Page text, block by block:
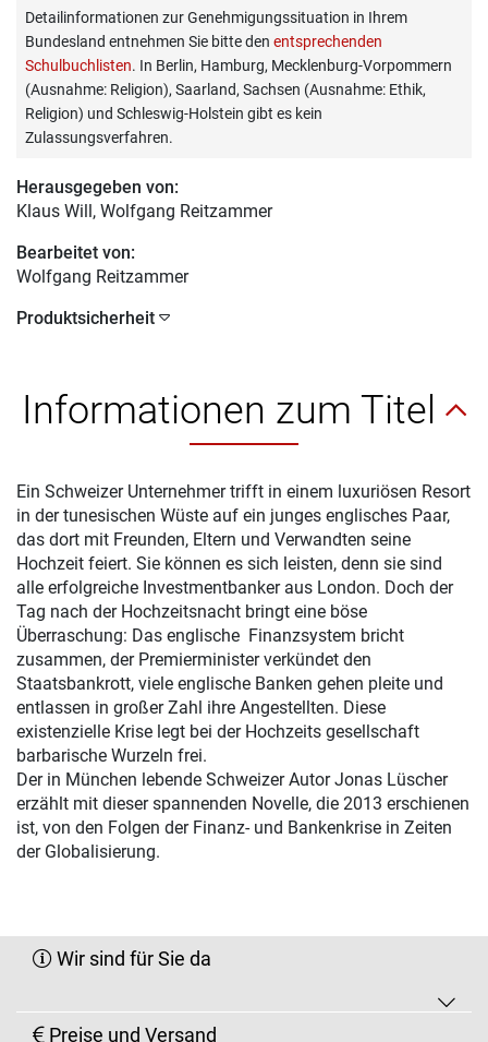
Detailinformationen zur Genehmigungssituation in Ihrem
Bundesland entnehmen Sie bitte den entsprechenden
Schulbuchlisten. In Berlin, Hamburg, Mecklenburg-Vorpommern
(Ausnahme: Religion), Saarland, Sachsen (Ausnahme: Ethik,
Religion) und Schleswig-Holstein gibt es kein
Zulassungsverfahren.
Herausgegeben von:
Klaus Will , Wolfgang Reitzammer
Bearbeitet von:
Wolfgang Reitzammer
Produktsicherheit
Informationen zum Titel
Ein Schweizer Unternehmer trifft in einem luxuriösen Resort
in der tunesischen Wüste auf ein junges englisches Paar,
das dort mit Freunden, Eltern und Verwandten seine
Hochzeit feiert. Sie können es sich leisten, denn sie sind
alle erfolgreiche Investmentbanker aus London. Doch der
Tag nach der Hochzeitsnacht bringt eine böse
Überraschung: Das englische Finanzsystem bricht
zusammen, der Premierminister verkündet den
Staatsbankrott, viele englische Banken gehen pleite und
entlassen in großer Zahl ihre Angestellten. Diese
existenzielle Krise legt bei der Hochzeits gesellschaft
barbarische Wurzeln frei.
Der in München lebende Schweizer Autor Jonas Lüscher
erzählt mit dieser spannenden Novelle, die 2013 erschienen
ist, von den Folgen der Finanz- und Bankenkrise in Zeiten
der Globalisierung.
Wir sind für Sie da
Preise und Versand